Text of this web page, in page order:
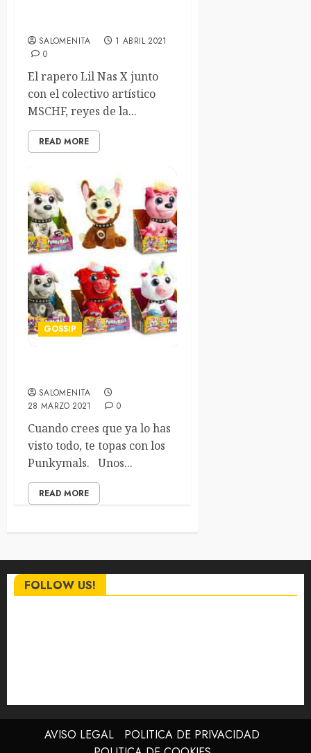
SALOMENITA
1 ABRIL 2021
0
El rapero Lil Nas X junto
con el colectivo artístico
MSCHF, reyes de la...
READ MORE
GOSSIP
SALOMENITA
28 MARZO 2021
0
Cuando crees que ya lo has
visto todo, te topas con los
Punkymals. Unos...
READ MORE
FOLLOW US!
AVISO LEGAL
POLITICA DE PRIVACIDAD